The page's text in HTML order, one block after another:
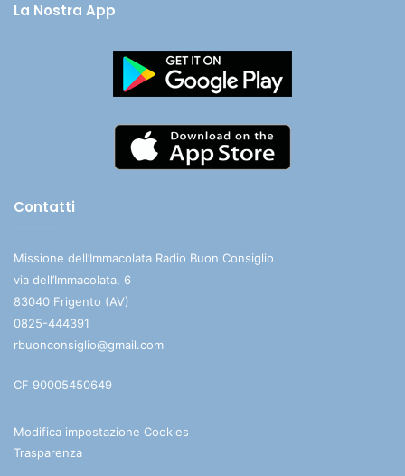
La Nostra App
Contatti
Missione dell’Immacolata Radio Buon Consiglio
via dell’Immacolata, 6
83040 Frigento (AV)
0825-444391
rbuonconsiglio@gmail.com
CF 90005450649
Modifica impostazione Cookies
Trasparenza